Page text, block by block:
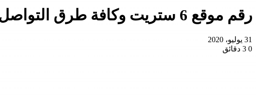
رقم موقع 6 ستريت وكافة طرق التواصل الاخري +كوبون خصم
31 يوليو، 2020
0